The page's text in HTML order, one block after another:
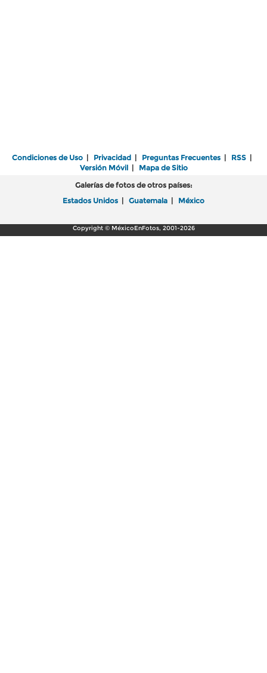
Condiciones de Uso | Privacidad | Preguntas Frecuentes | RSS |
Versión Móvil| Mapa de Sitio
Galerías de fotos de otros países:
Estados Unidos | Guatemala | México
Copyright © MéxicoEnFotos, 2001-2026